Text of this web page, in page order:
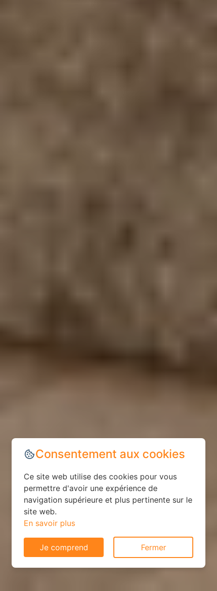
Consentement aux cookies
Ce site web utilise des cookies pour vous
permettre d'avoir une expérience de
navigation supérieure et plus pertinente sur le
site web.
En savoir plus
Je comprend Fermer